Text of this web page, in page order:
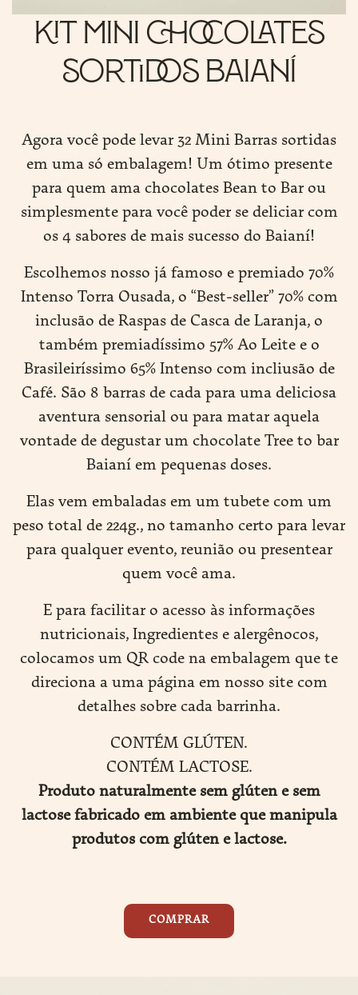
Kit Mini Chocolates
Sortidos Baianí
Agora você pode levar 32 Mini Barras sortidas
em uma só embalagem! Um ótimo presente
para quem ama chocolates Bean to Bar ou
simplesmente para você poder se deliciar com
os 4 sabores de mais sucesso do Baianí!
Escolhemos nosso já famoso e premiado 70%
Intenso Torra Ousada, o “Best-seller” 70% com
inclusão de Raspas de Casca de Laranja, o
também premiadíssimo 57% Ao Leite e o
Brasileiríssimo 65% Intenso com incliusão de
Café. São 8 barras de cada para uma deliciosa
aventura sensorial ou para matar aquela
vontade de degustar um chocolate Tree to bar
Baianí em pequenas doses.
Elas vem embaladas em um tubete com um
peso total de 224g., no tamanho certo para levar
para qualquer evento, reunião ou presentear
quem você ama.
E para facilitar o acesso às informações
nutricionais, Ingredientes e alergênocos,
colocamos um QR code na embalagem que te
direciona a uma página em nosso site com
detalhes sobre cada barrinha.
CONTÉM GLÚTEN.
CONTÉM LACTOSE.
Produto naturalmente sem glúten e sem
lactose fabricado em ambiente que manipula
produtos com glúten e lactose.
COMPRAR